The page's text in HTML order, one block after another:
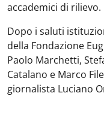
accademici di rilievo.
Dopo i saluti
della Fondazione
Paolo Marchetti,
Catalano e Marco
giornalista Luciano